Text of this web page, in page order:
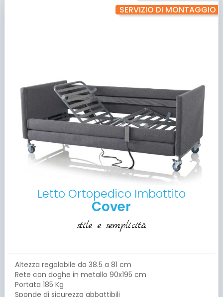
SERVIZIO DI MONTAGGIO
Letto Ortopedico Imbottito
Cover
stile e semplicità
Altezza regolabile da 38.5 a 81 cm
Rete con doghe in metallo 90x195 cm
Portata 185 Kg
Sponde di sicurezza abbattibili